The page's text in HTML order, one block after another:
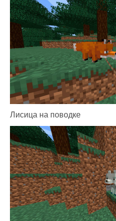
Лисица на поводке